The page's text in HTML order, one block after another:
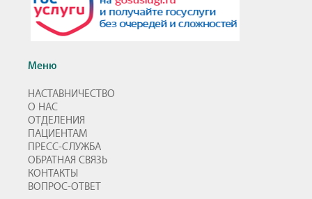
Меню
НАСТАВНИЧЕСТВО
О НАС
ОТДЕЛЕНИЯ
ПАЦИЕНТАМ
ПРЕСС-СЛУЖБА
ОБРАТНАЯ СВЯЗЬ
КОНТАКТЫ
ВОПРОС-ОТВЕТ